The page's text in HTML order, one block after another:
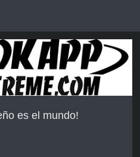
es el mundo!